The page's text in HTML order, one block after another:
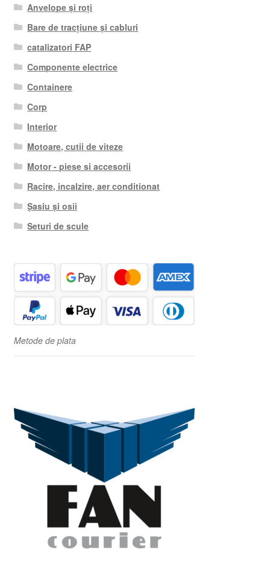
Anvelope și roți
Bare de tracțiune și cabluri
catalizatori FAP
Componente electrice
Containere
Corp
Interior
Motoare, cutii de viteze
Motor - piese si accesorii
Racire, incalzire, aer conditionat
Șasiu și osii
Seturi de scule
Metode de plata